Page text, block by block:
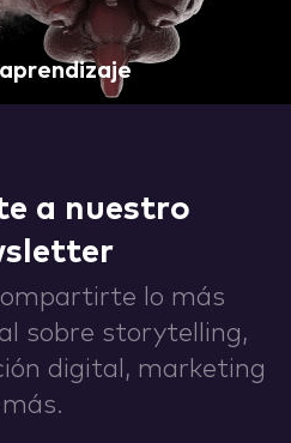
a nuestro
lo más
sobre storytelling,
digital, marketing